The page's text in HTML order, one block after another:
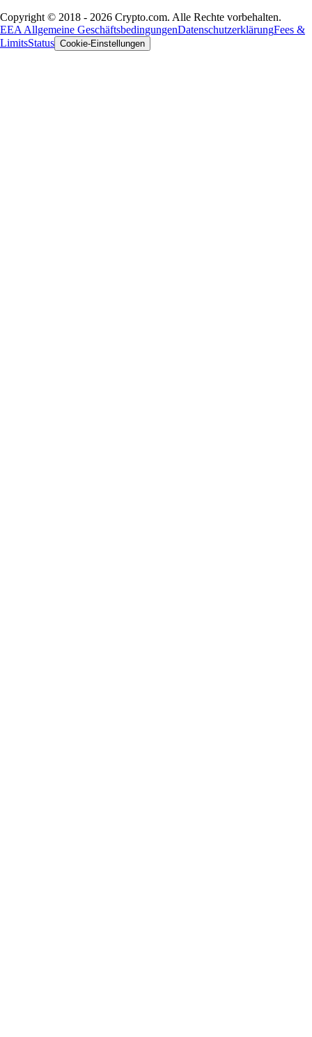
Copyright © 2018 - 2026 Crypto.com. Alle Rechte vorbehalten.
EEA Allgemeine GeschäftsbedingungenDatenschutzerklärungFees &
LimitsStatus Cookie-Einstellungen